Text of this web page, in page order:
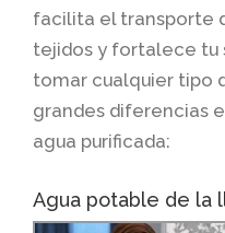
facilita el transporte
tejidos y fortalece tu
tomar cualquier tipo
grandes diferencias
agua purificada:
Agua potable de la